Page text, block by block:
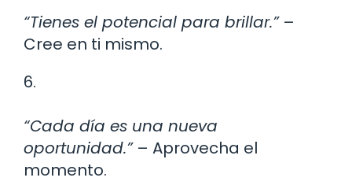
“Tienes el potencial para brillar.”–
Cree en ti mismo.
6.
“Cada día es una nueva
oportunidad.”– Aprovecha el
momento.